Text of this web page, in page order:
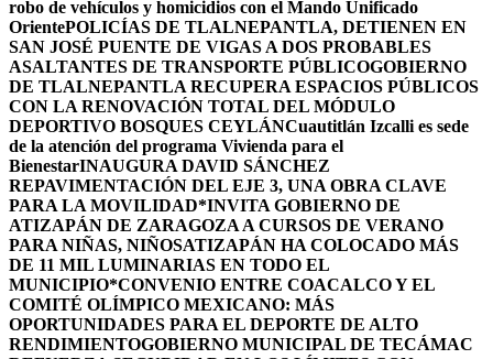
robo de vehículos y homicidios con el Mando Unificado
OrientePOLICÍAS DE TLALNEPANTLA, ​DETIENEN EN
SAN JOSÉ PUENTE DE VIGAS A DOS PROBABLES
ASALTANTES DE TRANSPORTE PÚBLICOGOBIERNO
DE TLALNEPANTLA RECUPERA ESPACIOS PÚBLICOS
CON LA RENOVACIÓN TOTAL DEL MÓDULO
DEPORTIVO BOSQUES CEYLÁNCuautitlán Izcalli es sede
de la atención del programa Vivienda para el
BienestarINAUGURA DAVID SÁNCHEZ
REPAVIMENTACIÓN DEL EJE 3, UNA OBRA CLAVE
PARA LA MOVILIDAD*INVITA GOBIERNO DE
ATIZAPÁN DE ZARAGOZA A CURSOS DE VERANO
PARA NIÑAS, NIÑOSATIZAPÁN HA COLOCADO MÁS
DE 11 MIL LUMINARIAS EN TODO EL
MUNICIPIO*CONVENIO ENTRE COACALCO Y EL
COMITÉ OLÍMPICO MEXICANO: MÁS
OPORTUNIDADES PARA EL DEPORTE DE ALTO
RENDIMIENTOGOBIERNO MUNICIPAL DE TECÁMAC